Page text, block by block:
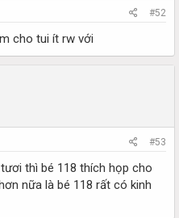
#52
cho tui ít rw với
#53
thì bé 118 thích họp cho
nữa là bé 118 rất có kinh